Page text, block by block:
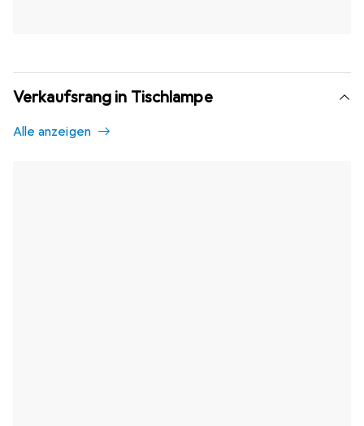
Verkaufsrang in Tischlampe
Alle anzeigen